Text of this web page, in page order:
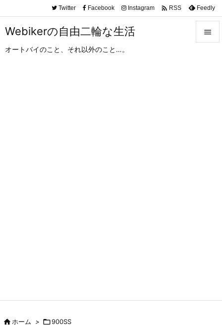
Webikerの自由二輪な生活
オートバイのこと、それ以外のこと…。

Twitter Facebook Instagram  RSS Feedly
ホーム > 900SS